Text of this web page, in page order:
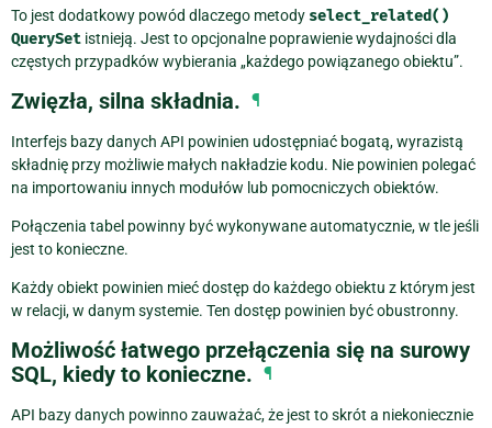
To jest dodatkowy powód dlaczego metody select_related()
QuerySet istnieją. Jest to opcjonalne poprawienie wydajności dla
częstych przypadków wybierania „każdego powiązanego obiektu”.
Zwięzła, silna składnia. ¶
Interfejs bazy danych API powinien udostępniać bogatą, wyrazistą
składnię przy możliwie małych nakładzie kodu. Nie powinien polegać
na importowaniu innych modułów lub pomocniczych obiektów.
Połączenia tabel powinny być wykonywane automatycznie, w tle jeśli
jest to konieczne.
Każdy obiekt powinien mieć dostęp do każdego obiektu z którym jest
w relacji, w danym systemie. Ten dostęp powinien być obustronny.
Możliwość łatwego przełączenia się na surowy
SQL, kiedy to konieczne. ¶
API bazy danych powinno zauważać, że jest to skrót a niekoniecznie